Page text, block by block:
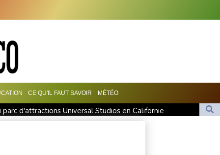
CE QU'IL FAUT SAVOIR MÉTÉO
d'attractions Universal Studios en Californie
le souvenir d'un Tibétain en exil immolé par le feu